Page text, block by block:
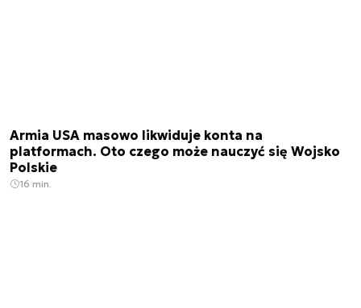
Armia USA masowo likwiduje konta na
platformach. Oto czego może nauczyć się Wojsko
Polskie
16 min.